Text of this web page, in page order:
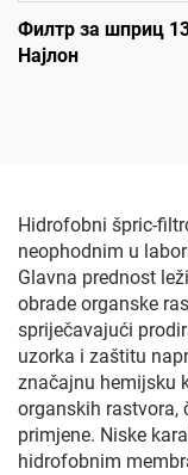
Филтр за шприц
Најлон
Hidrofobni špric-
neophodnim u
Glavna prednost
obrade organske
spriječavajući
uzorka i zaštitu
značajnu hemijsku
organskih
primjene. Niske
hidrofobnim